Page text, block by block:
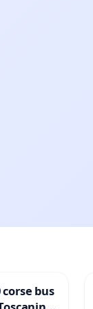
bus